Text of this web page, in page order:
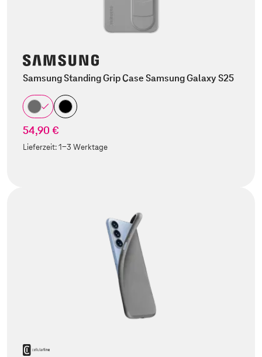
Samsung Standing Grip Case Samsung Galaxy S25
54,90 €
Lieferzeit:1-3 Werktage